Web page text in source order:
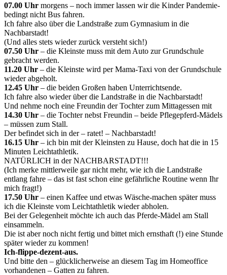
07.00 Uhr morgens – noch immer lassen wir die Kinder Pandemie-
bedingt nicht Bus fahren.
Ich fahre also über die Landstraße zum Gymnasium in die
Nachbarstadt!
(Und alles stets wieder zurück versteht sich!)
07.50 Uhr – die Kleinste muss mit dem Auto zur Grundschule
gebracht werden.
11.20 Uhr – die Kleinste wird per Mama-Taxi von der Grundschule
wieder abgeholt.
12.45 Uhr – die beiden Großen haben Unterrichtsende.
Ich fahre also wieder über die Landstraße in die Nachbarstadt!
Und nehme noch eine Freundin der Tochter zum Mittagessen mit
14.30 Uhr – die Tochter nebst Freundin – beide Pflegepferd-Mädels
– müssen zum Stall.
Der befindet sich in der – ratet! – Nachbarstadt!
16.15 Uhr – ich bin mit der Kleinsten zu Hause, doch hat die in 15
Minuten Leichtathletik.
NATÜRLICH in der NACHBARSTADT!!!
(Ich merke mittlerweile gar nicht mehr, wie ich die Landstraße
entlang fahre – das ist fast schon eine gefährliche Routine wenn Ihr
mich fragt!)
17.50 Uhr – einen Kaffee und etwas Wäsche-machen später muss
ich die Kleinste vom Leichtathletik wieder abholen.
Bei der Gelegenheit möchte ich auch das Pferde-Mädel am Stall
einsammeln.
Die ist aber noch nicht fertig und bittet mich ernsthaft (!) eine Stunde
später wieder zu kommen!
Ich-flippe-dezent-aus.
Und bitte den – glücklicherweise an diesem Tag im Homeoffice
vorhandenen – Gatten zu fahren.